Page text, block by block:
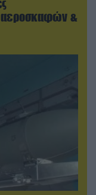
αεροσκαφών &